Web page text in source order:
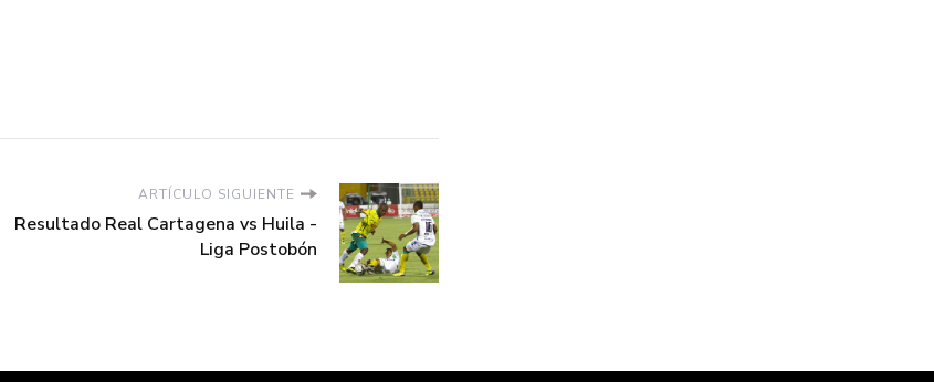
ARTÍCULO SIGUIENTE
Resultado Real Cartagena vs Huila -
Liga Postobón